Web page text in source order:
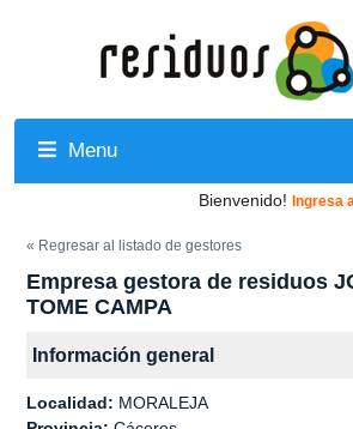
Menu
Bienvenido! Ingresa
« Regresar al listado de gestores
Empresa gestora de residuos
TOME CAMPA
Información general
Localidad: MORALEJA